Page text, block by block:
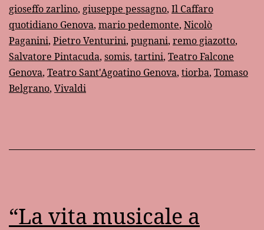
gioseffo zarlino, giuseppe pessagno, Il Caffaro
quotidiano Genova, mario pedemonte, Nicolò
Paganini, Pietro Venturini, pugnani, remo giazotto,
Salvatore Pintacuda, somis, tartini, Teatro Falcone
Genova, Teatro Sant'Agoatino Genova, tiorba, Tomaso
Belgrano, Vivaldi
“La vita musicale a